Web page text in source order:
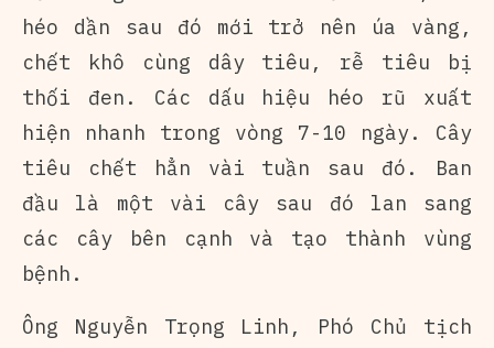
héo dần sau đó mới trở nên úa vàng,
chết khô cùng dây tiêu, rễ tiêu bị
thối đen. Các dấu hiệu héo rũ xuất
hiện nhanh trong vòng 7-10 ngày. Cây
tiêu chết hẳn vài tuần sau đó. Ban
đầu là một vài cây sau đó lan sang
các cây bên cạnh và tạo thành vùng
bệnh.
Ông Nguyễn Trọng Linh, Phó Chủ tịch